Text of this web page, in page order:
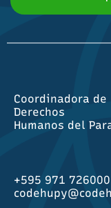
Coordinadora de
Derechos
Humanos del
+595 971 726000